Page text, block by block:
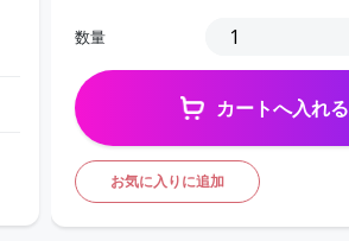
数量
カートへ入れる
お気に入りに追加